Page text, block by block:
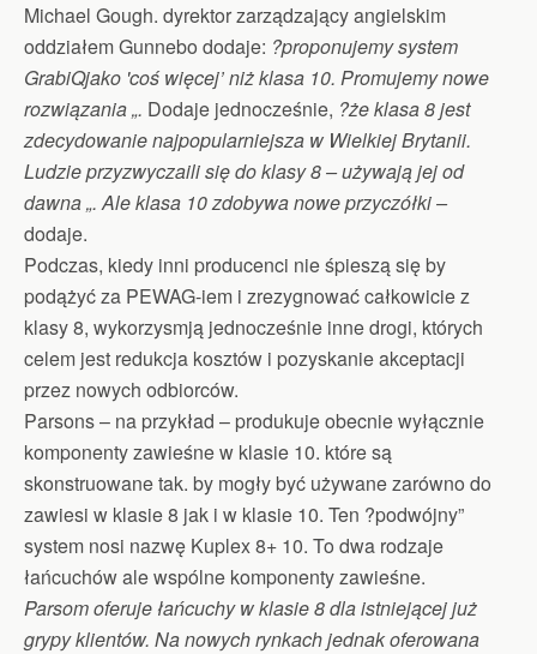
Michael Gough. dyrektor zarządzający angielskim
oddziałem Gunnebo dodaje: ?proponujemy system
GrabiQjako 'coś więcej’ niż klasa 10. Promujemy nowe
rozwiązania „. Dodaje jednocześnie, ?że klasa 8 jest
zdecydowanie najpopularniejsza w Wielkiej Brytanii.
Ludzie przyzwyczaili się do klasy 8 – używają jej od
dawna „. Ale klasa 10 zdobywa nowe przyczółki –
dodaje.
Podczas, kiedy inni producenci nie śpieszą się by
podążyć za PEWAG-iem i zrezygnować całkowicie z
klasy 8, wykorzysmją jednocześnie inne drogi, których
celem jest redukcja kosztów i pozyskanie akceptacji
przez nowych odbiorców.
Parsons – na przykład – produkuje obecnie wyłącznie
komponenty zawieśne w klasie 10. które są
skonstruowane tak. by mogły być używane zarówno do
zawiesi w klasie 8 jak i w klasie 10. Ten ?podwójny”
system nosi nazwę Kuplex 8+ 10. To dwa rodzaje
łańcuchów ale wspólne komponenty zawieśne.
Parsom oferuje łańcuchy w klasie 8 dla istniejącej już
grypy klientów. Na nowych rynkach jednak oferowana